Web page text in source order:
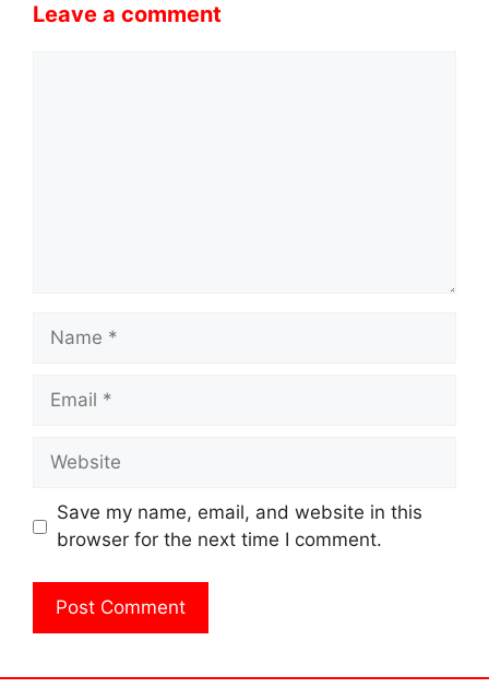
Leave a comment
Name
Email
Website
Save my name, email, and website in this
browser for the next time I comment.